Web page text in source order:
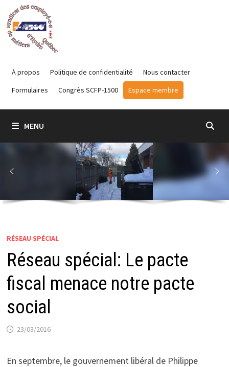
Passer
au
contenu
À propos Politique de confidentialité
Nous contacter
Formulaires
Congrès SCFP-1500 Espace membre
MENU
RÉSEAU SPÉCIAL
Réseau spécial: Le pacte
fiscal menace notre pacte
social
23/03/2016
En septembre, le gouvernement libéral de Philippe